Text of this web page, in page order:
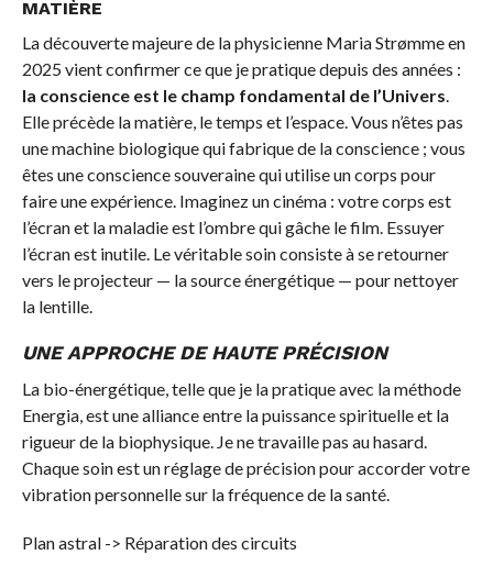
MATIÈRE
La découverte majeure de la physicienne Maria Strømme en
2025 vient confirmer ce que je pratique depuis des années :
la conscience est le champ fondamental de l’Univers.
Elle précède la matière, le temps et l’espace. Vous n’êtes pas
une machine biologique qui fabrique de la conscience ; vous
êtes une conscience souveraine qui utilise un corps pour
faire une expérience. Imaginez un cinéma : votre corps est
l’écran et la maladie est l’ombre qui gâche le film. Essuyer
l’écran est inutile. Le véritable soin consiste à se retourner
vers le projecteur — la source énergétique — pour nettoyer
la lentille.
UNE APPROCHE DE HAUTE PRÉCISION
La bio-énergétique, telle que je la pratique avec la méthode
Energia, est une alliance entre la puissance spirituelle et la
rigueur de la biophysique. Je ne travaille pas au hasard.
Chaque soin est un réglage de précision pour accorder votre
vibration personnelle sur la fréquence de la santé.
Plan astral -> Réparation des circuits